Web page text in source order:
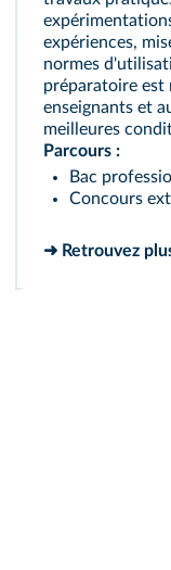
expériences,
normes
préparatoire est
enseignants et
meilleures
Parcours :
Bac
Concours
➜ Retrouvez